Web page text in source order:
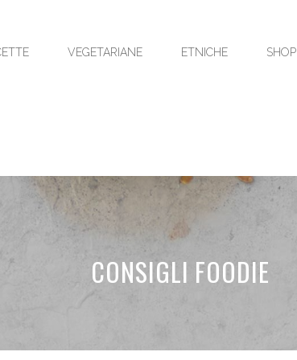
VEGETARIANE ETNICHE SHOP
CONSIGLI FOODIE